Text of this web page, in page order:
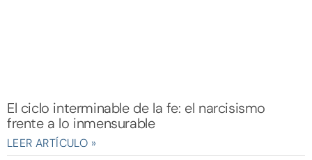
El ciclo interminable de la fe: el narcisismo
frente a lo inmensurable
LEER ARTÍCULO »